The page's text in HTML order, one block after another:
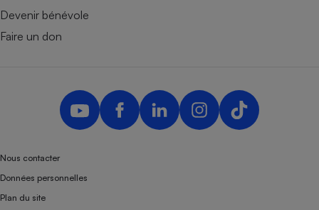
Devenir bénévole
Faire un don
Nous contacter
Données personnelles
Plan du site